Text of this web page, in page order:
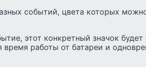
событий, цвета которых
этот конкретный значок будет
время работы от батареи и